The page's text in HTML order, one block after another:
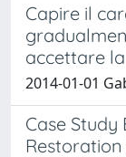
Capire il
accettare
2014-01-01
Case